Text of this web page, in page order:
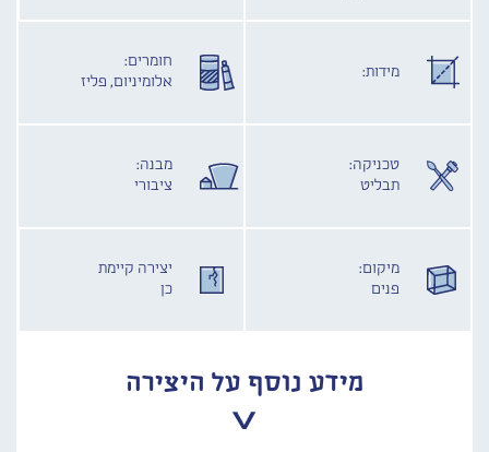
מידות:
חומרים:
אלומיניום, פליז
טכניקה:
תבליט
מבנה:
ציבורי
מיקום:
פנים
יצירה קיימת
כן
מידע נוסף על היצירה